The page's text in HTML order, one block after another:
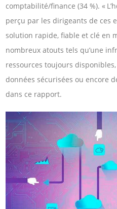
comptabilité/finance (34 %). «
perçu par les dirigeants de ces
solution rapide, fiable et clé en
nombreux atouts tels qu’une
ressources toujours
données sécurisées ou encore
dans ce rapport.